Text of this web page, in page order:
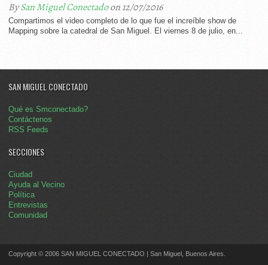
BySan Miguel Conectadoon 12/07/2016
Compartimos el video completo de lo que fue el increíble show de
Mapping sobre la catedral de San Miguel. El viernes 8 de julio, en...
SAN MIGUEL CONECTADO
Qué es Smconectado?
Contáctenos
RSS Feeds
SECCIONES
Ciudad
Ayuda al Vecino
Política
Entrevistas
Comunidad
Copyright © 2006 SAN MIGUEL CONECTADO | San Miguel, Buenos Aires.